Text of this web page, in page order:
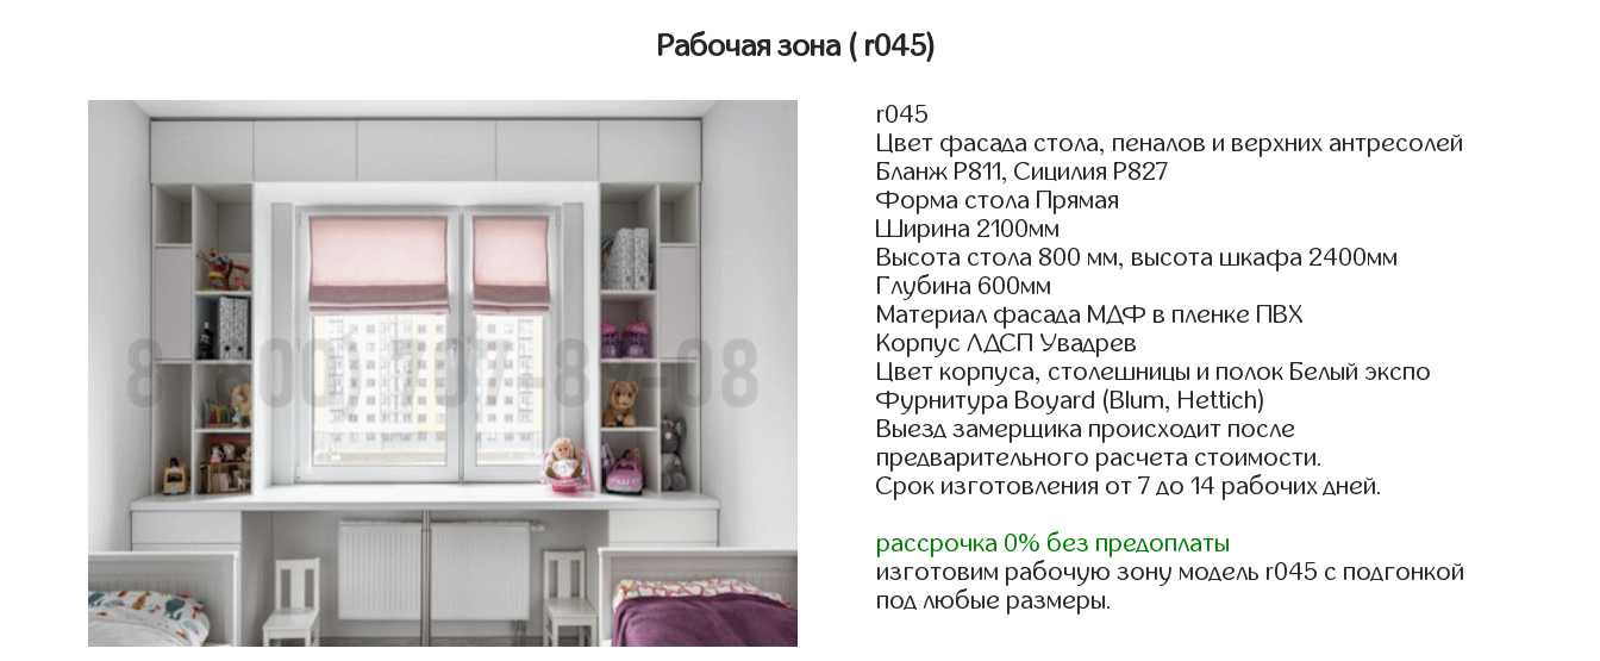
Рабочая зона ( r045)
r045
Цвет фасада стола, пеналов и верхних антресолей
Бланж Р811, Сицилия Р827
Форма стола Прямая
Ширина 2100мм
Высота стола 800 мм, высота шкафа 2400мм
Глубина 600мм
Материал фасада МДФ в пленке ПВХ
Корпус ЛДСП Увадрев
Цвет корпуса, столешницы и полок Белый экспо
Фурнитура Boyard (Blum, Hettich)
Выезд замерщика происходит после
предварительного расчета стоимости.
Срок изготовления от 7 до 14 рабочих дней.
рассрочка 0% без предоплаты
изготовим рабочую зону модель r045 с подгонкой
под любые размеры.